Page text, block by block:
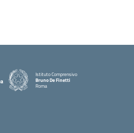
Istituto Comprensivo
Bruno De Finetti
Roma